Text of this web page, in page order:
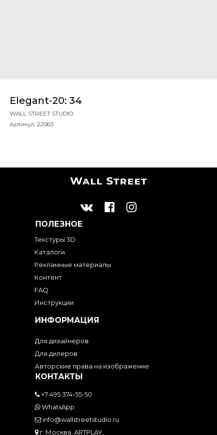
Elegant-20: 34
WALL STREET STUDIO
Артикул: 22063
ПОЛЕЗНОЕ
Текстуры 3D
Каталоги
Рекламные материалы
Контент
FAQ
Инструкции
ИНФОРМАЦИЯ
Для дизайнеров
Для дилеров
Авторские права на изображение
КОНТАКТЫ
+7 495 374-55-50
WhatsApp
info@wallstreetstudio.ru
г. Москва, ARTPLAY,